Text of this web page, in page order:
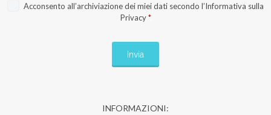
Acconsento all’archiviazione dei miei dati secondo l’Informativa sulla
Privacy *
INFORMAZIONI: